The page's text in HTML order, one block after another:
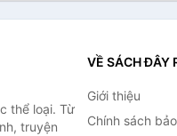
thể loại. Từ
truyện
VỀ SÁCH ĐÂY
Giới thiệu
Chính sách